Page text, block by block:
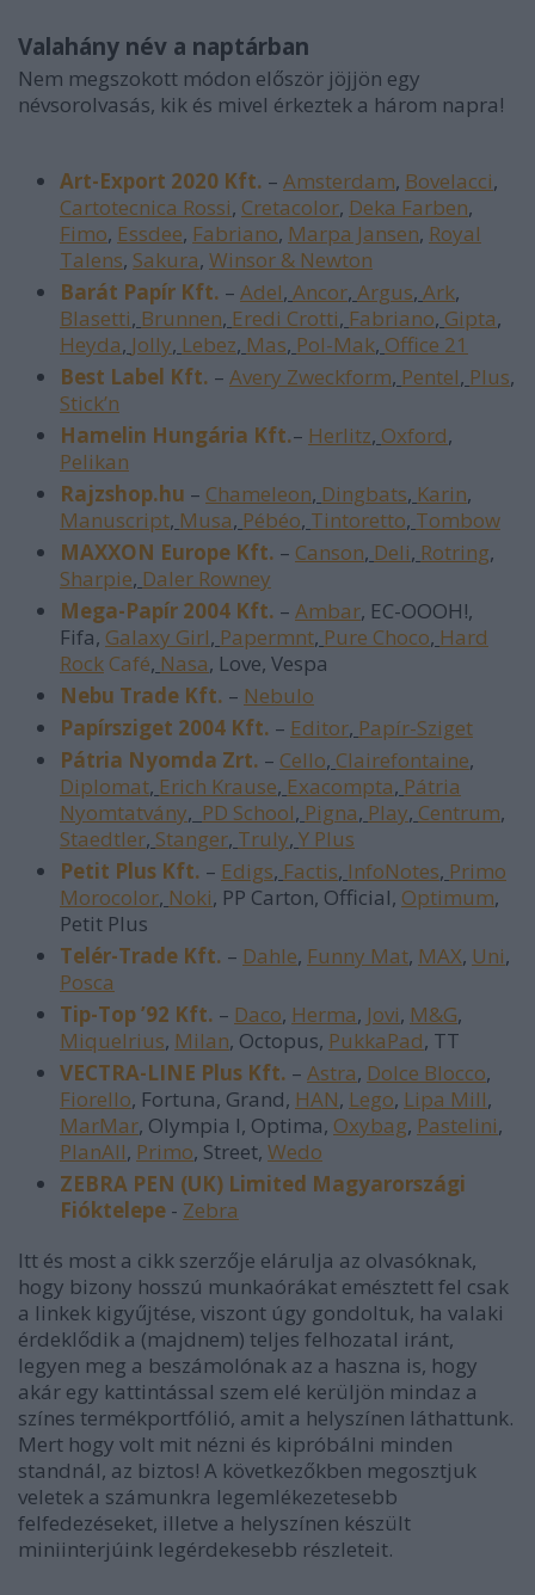
Valahány név a naptárban
Nem megszokott módon először jöjjön egy
névsorolvasás, kik és mivel érkeztek a három napra!
Art-Export 2020 Kft. – Amsterdam, Bovelacci,
Cartotecnica Rossi, Cretacolor, Deka Farben,
Fimo, Essdee, Fabriano, Marpa Jansen, Royal
Talens, Sakura, Winsor & Newton
Barát Papír Kft. – Adel, Ancor, Argus, Ark,
Blasetti, Brunnen, Eredi Crotti, Fabriano, Gipta,
Heyda, Jolly, Lebez, Mas, Pol-Mak, Office 21
Best Label Kft. – Avery Zweckform, Pentel, Plus,
Stick’n
Hamelin Hungária Kft.– Herlitz, Oxford,
Pelikan
Rajzshop.hu – Chameleon, Dingbats, Karin,
Manuscript, Musa, Pébéo, Tintoretto, Tombow
MAXXON Europe Kft. – Canson, Deli, Rotring,
Sharpie, Daler Rowney
Mega-Papír 2004 Kft. – Ambar, EC-OOOH!,
Fifa, Galaxy Girl, Papermnt, Pure Choco, Hard
Rock Café, Nasa, Love, Vespa
Nebu Trade Kft. – Nebulo
Papírsziget 2004 Kft. – Editor, Papír-Sziget
Pátria Nyomda Zrt. – Cello, Clairefontaine,
Diplomat, Erich Krause, Exacompta, Pátria
Nyomtatvány, PD School, Pigna, Play, Centrum,
Staedtler, Stanger, Truly, Y Plus
Petit Plus Kft. – Edigs, Factis, InfoNotes, Primo
Morocolor, Noki, PP Carton, Official, Optimum,
Petit Plus
Telér-Trade Kft. – Dahle, Funny Mat, MAX, Uni,
Posca
Tip-Top ’92 Kft. – Daco, Herma, Jovi, M&G,
Miquelrius, Milan, Octopus, PukkaPad, TT
VECTRA-LINE Plus Kft. – Astra, Dolce Blocco,
Fiorello, Fortuna, Grand, HAN, Lego, Lipa Mill,
MarMar, Olympia I, Optima, Oxybag, Pastelini,
PlanAll, Primo, Street, Wedo
ZEBRA PEN (UK) Limited Magyarországi
Fióktelepe - Zebra
Itt és most a cikk szerzője elárulja az olvasóknak,
hogy bizony hosszú munkaórákat emésztett fel csak
a linkek kigyűjtése, viszont úgy gondoltuk, ha valaki
érdeklődik a (majdnem) teljes felhozatal iránt,
legyen meg a beszámolónak az a haszna is, hogy
akár egy kattintással szem elé kerüljön mindaz a
színes termékportfólió, amit a helyszínen láthattunk.
Mert hogy volt mit nézni és kipróbálni minden
standnál, az biztos! A következőkben megosztjuk
veletek a számunkra legemlékezetesebb
felfedezéseket, illetve a helyszínen készült
miniinterjúink legérdekesebb részleteit.